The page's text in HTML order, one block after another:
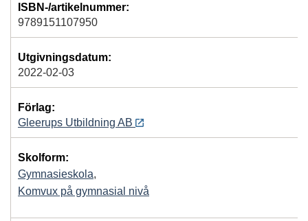
ISBN-/artikelnummer:
9789151107950
Utgivningsdatum:
2022-02-03
Förlag:
Gleerups Utbildning AB
Skolform:
Gymnasieskola,
Komvux på gymnasial nivå